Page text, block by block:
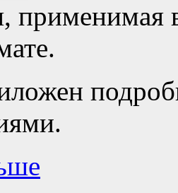
применимая